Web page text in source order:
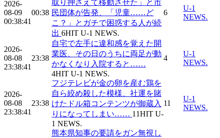
2026-
08-09
00:38:41
00:38
取り押さえて移動させた」と市
民団体が告発、「児童……ど
こ？」とガチで困惑する人が続
出 6HIT U-1 NEWS.
6
U-1
NEWS.
2026-
08-08
23:38:41
23:38
自宅で左手に違和感を覚えた開
業医、その日のうちに両足が動
かなくなり入院すると……
4HIT U-1 NEWS.
4
U-1
NEWS.
2026-
08-08
23:38:41
23:38
フジテレビが金の卵を産む鶏を
自ら絞め殺した模様、社運を賭
けたドル箱コンテンツが御蔵入
りになってしまい…… 11HIT U-
1 NEWS.
11
U-1
NEWS.
熊本県知事の要請をガン無視し